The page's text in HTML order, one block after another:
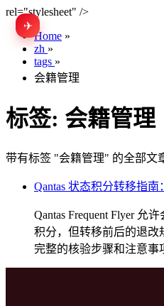
rel="stylesheet" />
✈
Home »
zh »
tags »
会籍管理
标签: 会籍管理
带有标签 "会籍管理" 的全部文
Qantas 状态积分转移指
Qantas Frequent Flyer 允
积分，但转移前后的退改
完整的核验步骤和注意事